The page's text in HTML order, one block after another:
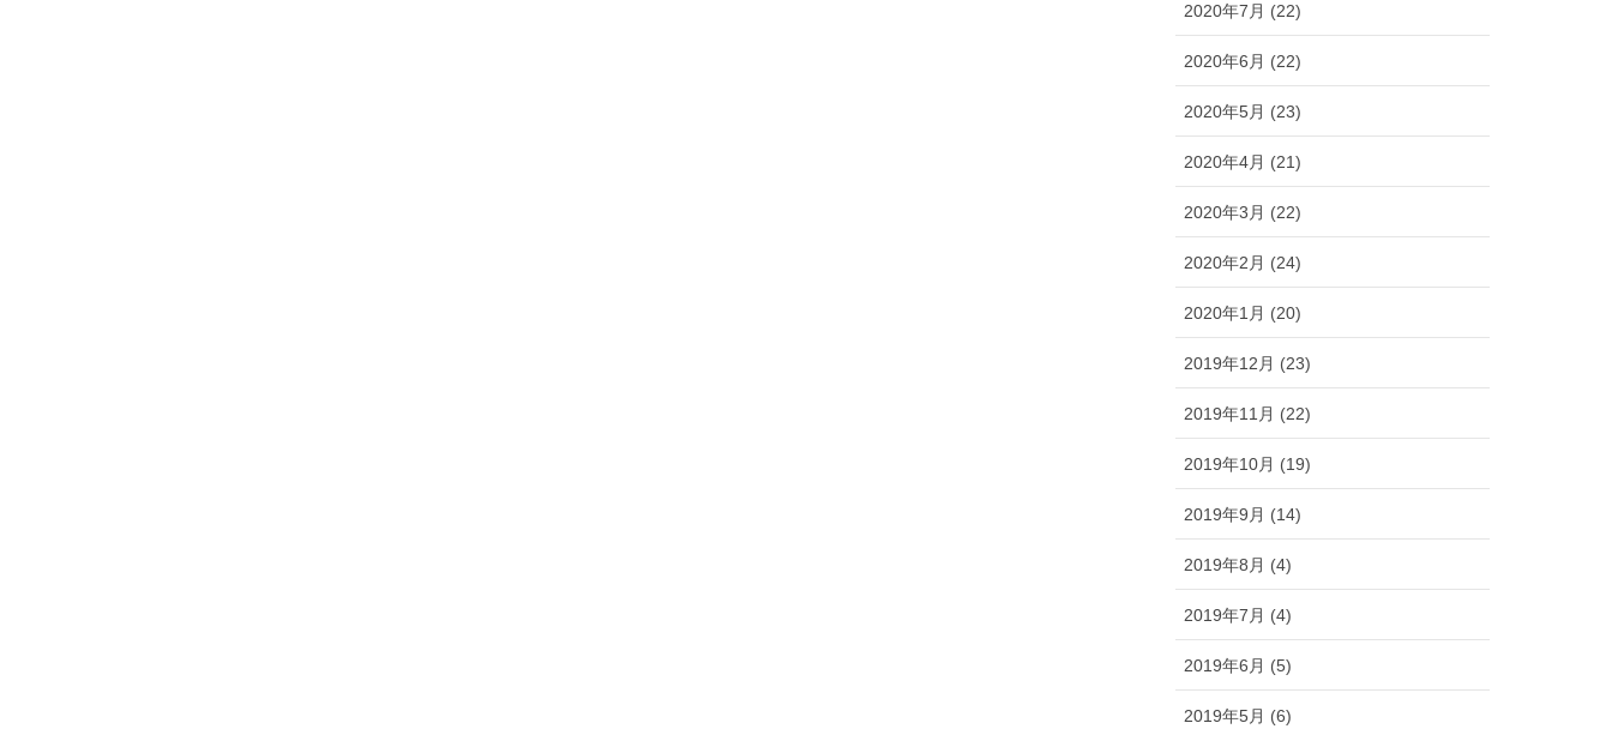
2020年7月 (22)
2020年6月 (22)
2020年5月 (23)
2020年4月 (21)
2020年3月 (22)
2020年2月 (24)
2020年1月 (20)
2019年12月 (23)
2019年11月 (22)
2019年10月 (19)
2019年9月 (14)
2019年8月 (4)
2019年7月 (4)
2019年6月 (5)
2019年5月 (6)